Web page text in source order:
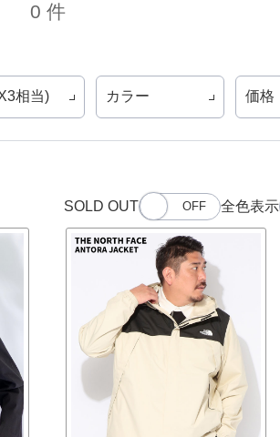
0 件
相当) カラー 価格
SOLD OUT 全色表示